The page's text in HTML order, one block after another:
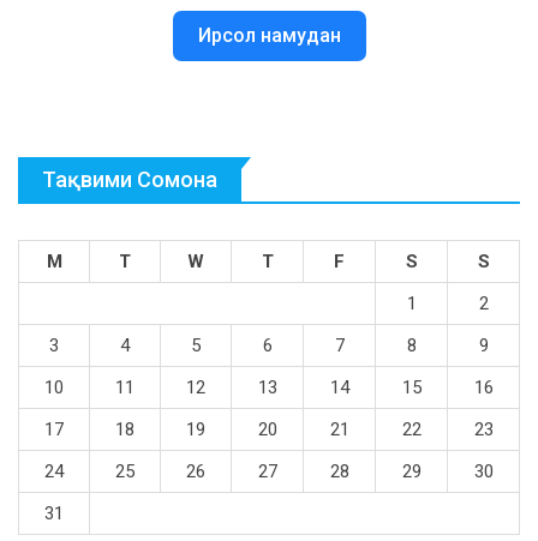
Ирсол намудан
Тақвими Сомона
M T W T F S
S
1
2
3
4 5 6 7 8
9
10
11 12 13 14 15
16
17
18 19 20 21 22
23
24
25 26 27 28 29
30
31